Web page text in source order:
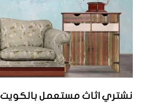
نشتري اثاث مستعمل بالكويت